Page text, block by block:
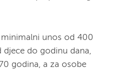
unos od 400
djece do godinu dana,
godina, a za osobe